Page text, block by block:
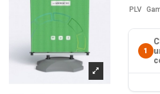
PLV
1